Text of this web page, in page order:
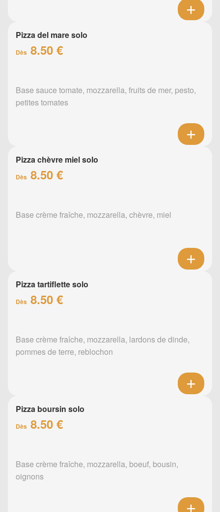
Pizza del mare solo
Dès 8.50 €
Base sauce tomate, mozzarella, fruits de mer, pesto,
petites tomates
Pizza chèvre miel solo
Dès 8.50 €
Base crème fraîche, mozzarella, chèvre, miel
Pizza tartiflette solo
Dès 8.50 €
Base crème fraîche, mozzarella, lardons de dinde,
pommes de terre, reblochon
Pizza boursin solo
Dès 8.50 €
Base crème fraîche, mozzarella, boeuf, bousin,
oignons